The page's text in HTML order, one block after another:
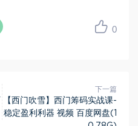
0
下一篇
【西门吹雪】西门筹码实战课-
稳定盈利利器 视频 百度网盘(1